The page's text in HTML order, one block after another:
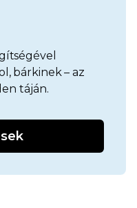
bárkinek – az
táján.